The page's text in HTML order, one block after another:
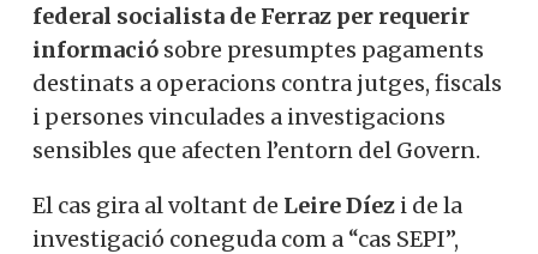
federal socialista de Ferraz per requerir
informació sobre presumptes pagaments
destinats a operacions contra jutges, fiscals
i persones vinculades a investigacions
sensibles que afecten l’entorn del Govern.
El cas gira al voltant de Leire Díez i de la
investigació coneguda com a “cas SEPI”,